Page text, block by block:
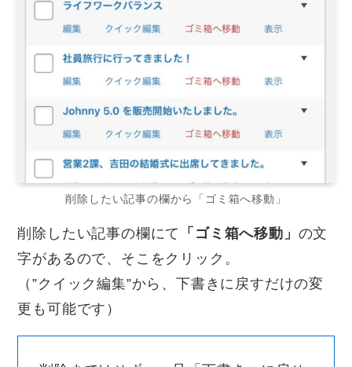
削除したい記事の欄から「ゴミ箱へ移動」
削除したい記事の欄にて 「ゴミ箱へ移動」 の文
字があるので、そこをクリック。
（”クイック編集”から、下書きに戻すだけの変
更も可能です）